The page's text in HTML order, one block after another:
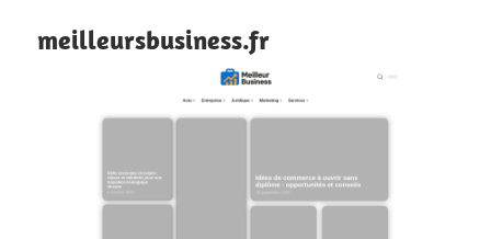
meilleursbusiness.fr